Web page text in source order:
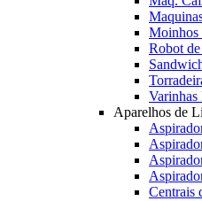
Moinhos
Robot
Varinhas
Aparelhos de
Centrais